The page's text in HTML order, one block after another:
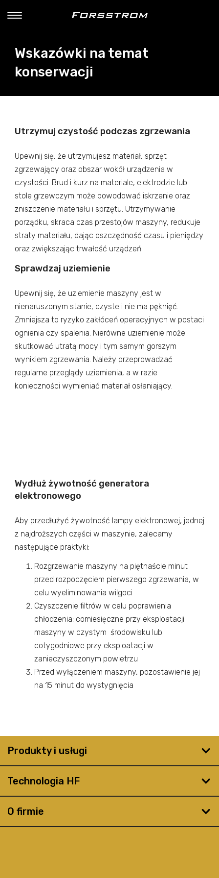
Wskazówki na temat
konserwacji
Utrzymuj czystość podczas zgrzewania
Upewnij się, że utrzymujesz materiał, sprzęt
zgrzewający oraz obszar wokół urządzenia w
czystości. Brud i kurz na materiale, elektrodzie lub
stole grzewczym może powodować iskrzenie oraz
zniszczenie materiału i sprzętu. Utrzymywanie
porządku, skraca czas przestojów maszyny, redukuje
straty materiału, dając oszczędność czasu i pieniędzy
oraz zwiększając trwałość urządzeń.
Sprawdzaj uziemienie
Upewnij się, że uziemienie maszyny jest w
nienaruszonym stanie, czyste i nie ma pęknięć.
Zmniejsza to ryzyko zakłóceń operacyjnych w postaci
ognienia czy spalenia. Nierówne uziemienie może
skutkować utratą mocy i tym samym gorszym
wynikiem zgrzewania. Należy przeprowadzać
regularne przeglądy uziemienia, a w razie
konieczności wymieniać materiał osłaniający.
Wydłuż żywotność generatora
elektronowego
Aby przedłużyć żywotność lampy elektronowej, jednej
z najdroższych części w maszynie, zalecamy
następujące praktyki:
Rozgrzewanie maszyny na piętnaście minut
przed rozpoczęciem pierwszego zgrzewania, w
celu wyeliminowania wilgoci
Czyszczenie filtrów w celu poprawienia
chłodzenia: comiesięczne przy eksploatacji
maszyny w czystym środowisku lub
cotygodniowe przy eksploatacji w
zanieczyszczonym powietrzu
Przed wyłączeniem maszyny, pozostawienie jej
na 15 minut do wystygnięcia
Produkty i usługi
Technologia HF
O firmie